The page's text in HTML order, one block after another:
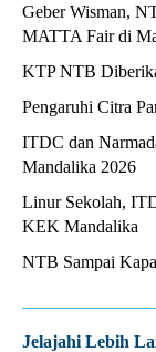
Geber Wisman,
MATTA Fair di
KTP NTB
Pengaruhi Citra
ITDC dan
Mandalika 2026
Linur Sekolah,
KEK Mandalika
NTB Sampai
Jelajahi Lebih